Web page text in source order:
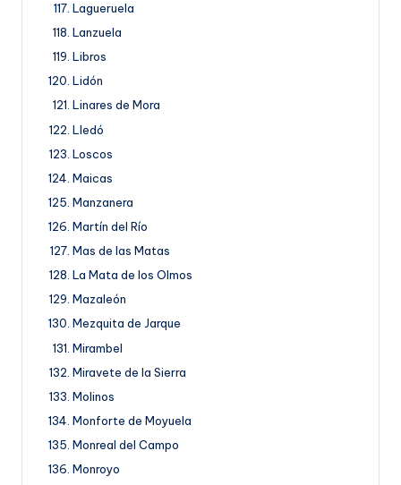
Lagueruela
Lanzuela
Libros
Lidón
Linares de Mora
Lledó
Loscos
Maicas
Manzanera
Martín del Río
Mas de las Matas
La Mata de los Olmos
Mazaleón
Mezquita de Jarque
Mirambel
Miravete de la Sierra
Molinos
Monforte de Moyuela
Monreal del Campo
Monroyo